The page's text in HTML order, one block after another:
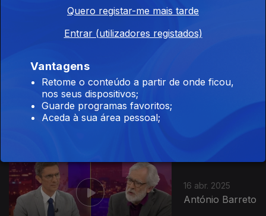
Joaquim
16 abr. 2025
António Barreto
Quero registar-me mais tarde
Entrar (utilizadores registados)
Vantagens
Retome o conteúdo a partir de onde ficou,
nos seus dispositivos;
Guarde programas favoritos;
Aceda à sua área pessoal;